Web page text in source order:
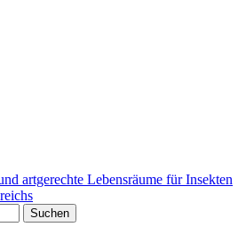
artgerechte Lebensräume für Insekten